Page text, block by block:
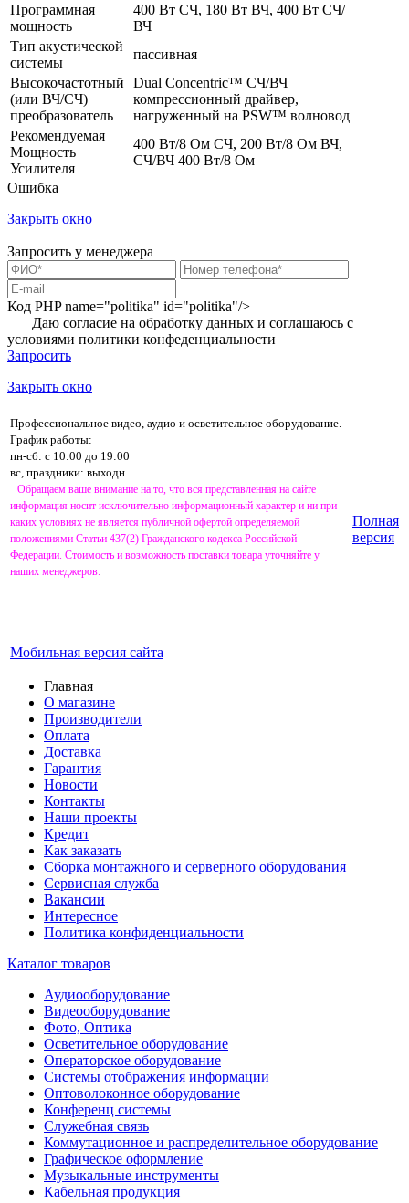
Программная
мощность
400 Вт СЧ, 180 Вт ВЧ, 400 Вт СЧ/
ВЧ
Тип акустической
системы
пассивная
Высокочастотный
(или ВЧ/СЧ)
преобразователь
Dual Concentric™ СЧ/ВЧ
компрессионный драйвер,
нагруженный на PSW™ волновод
Рекомендуемая
Мощность
Усилителя
400 Вт/8 Ом СЧ, 200 Вт/8 Ом ВЧ,
СЧ/ВЧ 400 Вт/8 Ом
Ошибка
Закрыть окно
Запросить у менеджера
Код PHPname="politika" id="politika"/>
Даю согласие на обработку данных и соглашаюсь с
условиями политики конфеденциальности
Запросить
Закрыть окно
Профессиональное видео, аудио и осветительное оборудование.
График работы:
пн-сб: с 10:00 до 19:00
вс, праздники: выходн
Обращаем ваше внимание на то, что вся представленная на сайте
информация носит исключительно информационный характер и ни при
каких условиях не является публичной офертой определяемой
положениями Статьи 437(2) Гражданского кодекса Российской
Федерации. Стоимость и возможность поставки товара уточняйте у
наших менеджеров.
Мобильная версия сайта
Полная
версия
Главная
О магазине
Производители
Оплата
Доставка
Гарантия
Новости
Контакты
Наши проекты
Кредит
Как заказать
Сборка монтажного и серверного оборудования
Сервисная служба
Вакансии
Интересное
Политика конфиденциальности
Каталог товаров
Аудиооборудование
Видеооборудование
Фото, Оптика
Осветительное оборудование
Операторское оборудование
Системы отображения информации
Оптоволоконное оборудование
Конференц системы
Служебная связь
Коммутационное и распределительное оборудование
Графическое оформление
Музыкальные инструменты
Кабельная продукция